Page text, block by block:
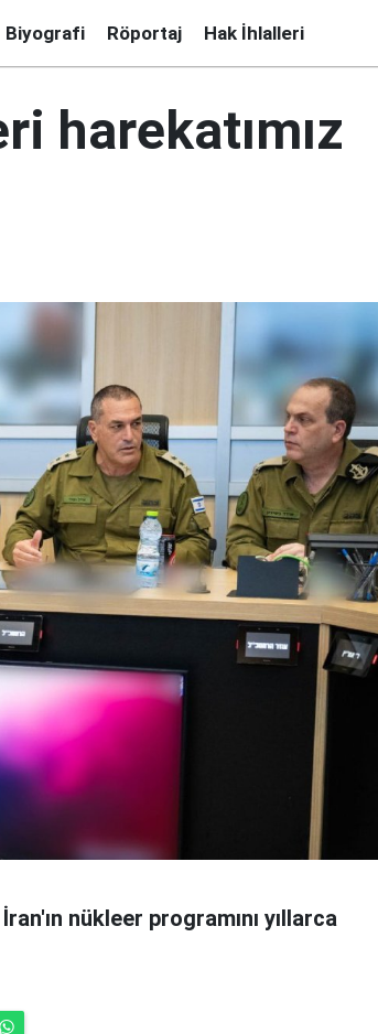
Biyografi Röportaj Hak İhlalleri
harekatımız
nükleer programını yıllarca